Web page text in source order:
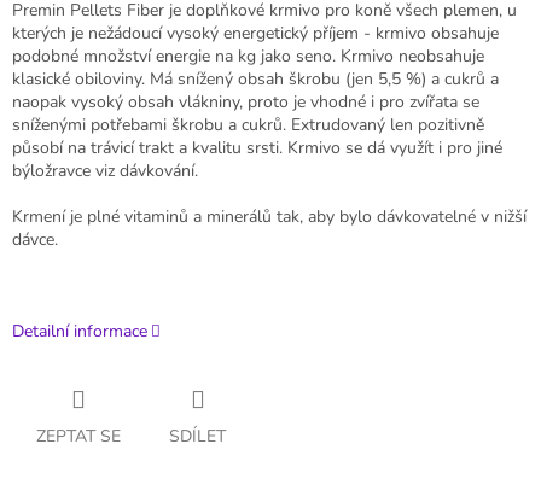
Premin Pellets Fiber je doplňkové krmivo pro koně všech plemen, u
kterých je nežádoucí vysoký energetický příjem - krmivo obsahuje
podobné množství energie na kg jako seno. Krmivo neobsahuje
klasické obiloviny. Má snížený obsah škrobu (jen 5,5 %) a cukrů a
naopak vysoký obsah vlákniny, proto je vhodné i pro zvířata se
sníženými potřebami škrobu a cukrů. Extrudovaný len pozitivně
působí na trávicí trakt a kvalitu srsti. Krmivo se dá využít i pro jiné
býložravce viz dávkování.
Krmení je plné vitaminů a minerálů tak, aby bylo dávkovatelné v nižší
dávce.
Detailní informace
ZEPTAT SE SDÍLET